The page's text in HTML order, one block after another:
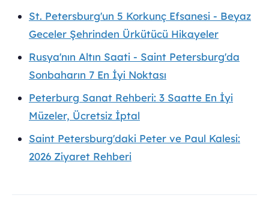
St. Petersburg'un 5 Korkunç Efsanesi - Beyaz
Geceler Şehrinden Ürkütücü Hikayeler
Rusya'nın Altın Saati - Saint Petersburg'da
Sonbaharın 7 En İyi Noktası
Peterburg Sanat Rehberi: 3 Saatte En İyi
Müzeler, Ücretsiz İptal
Saint Petersburg'daki Peter ve Paul Kalesi:
2026 Ziyaret Rehberi